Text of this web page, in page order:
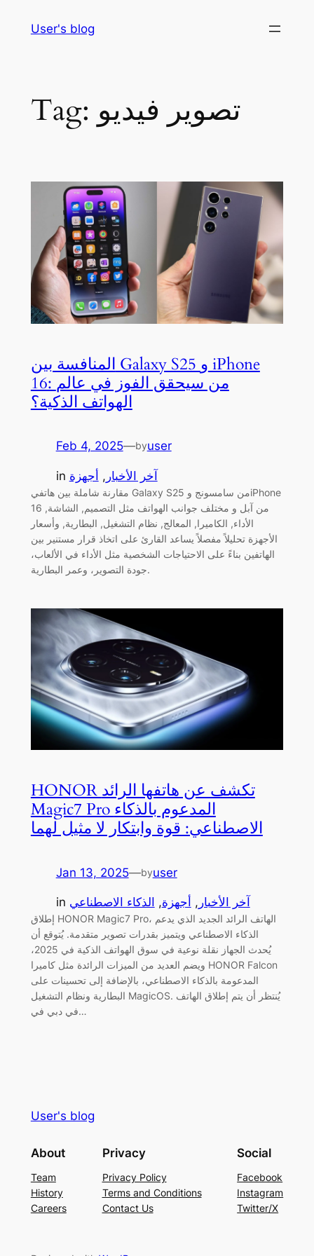
User's blog
Tag: تصوير فيديو
المنافسة بين Galaxy S25 و iPhone
16: من سيحقق الفوز في عالم
الهواتف الذكية؟
Feb 4, 2025—byuser
in آخر الأخبار , أجهزة
مقارنة شاملة بين هاتفي Galaxy S25 من سامسونج وiPhone
16 من آبل و مختلف جوانب الهواتف مثل التصميم, الشاشة,
الأداء, الكاميرا, المعالج, نظام التشغيل, البطارية, وأسعار
الأجهزة تحليلاً مفصلاً يساعد القارئ على اتخاذ قرار مستنير بين
الهاتفين بناءً على الاحتياجات الشخصية مثل الأداء في الألعاب،
جودة التصوير، وعمر البطارية.
HONOR تكشف عن هاتفها الرائد
Magic7 Pro المدعوم بالذكاء
الاصطناعي: قوة وابتكار لا مثيل لهما
Jan 13, 2025—byuser
in آخر الأخبار , أجهزة, الذكاء الاصطناعي
إطلاق HONOR Magic7 Pro، الهاتف الرائد الجديد الذي يدعم
الذكاء الاصطناعي ويتميز بقدرات تصوير متقدمة. يُتوقع أن
يُحدث الجهاز نقلة نوعية في سوق الهواتف الذكية في 2025،
ويضم العديد من الميزات الرائدة مثل كاميرا HONOR Falcon
المدعومة بالذكاء الاصطناعي، بالإضافة إلى تحسينات على
البطارية ونظام التشغيل MagicOS. يُنتظر أن يتم إطلاق الهاتف
في دبي في…
User's blog
About
Team
History
Careers
Privacy
Privacy Policy
Terms and Conditions
Contact Us
Social
Facebook
Instagram
Twitter/X